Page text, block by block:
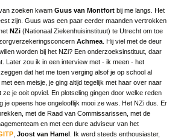
zoeken kwam Guus van Montfortbij me langs. Het
zijn. Guus was een paar eerder maanden vertrokken
NZi(Nationaal Ziekenhuisinstituut) te Utrecht om toe
Achmea. Hij viel met de deur
worden bij het NZi? Een onderzoeksinstituut, daar
Later zou ik in een interview met - ik meen - het
dat het me toen verging alsof je op school al
een meisje, je ging altijd tegelijk met haar over naar
je ooit opviel. En plotseling gingen door welke reden
je opeens hoe ongelooflijk mooi ze was. Het NZi dus. Er
met de Raad van Commissarissen, met de
en met een dure adviseur van het
, Joost van Hamel
. Ik werd steeds enthousiaster,